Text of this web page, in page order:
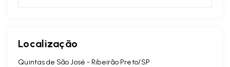
Localização
Quintas de São José - Ribeirão Preto/SP